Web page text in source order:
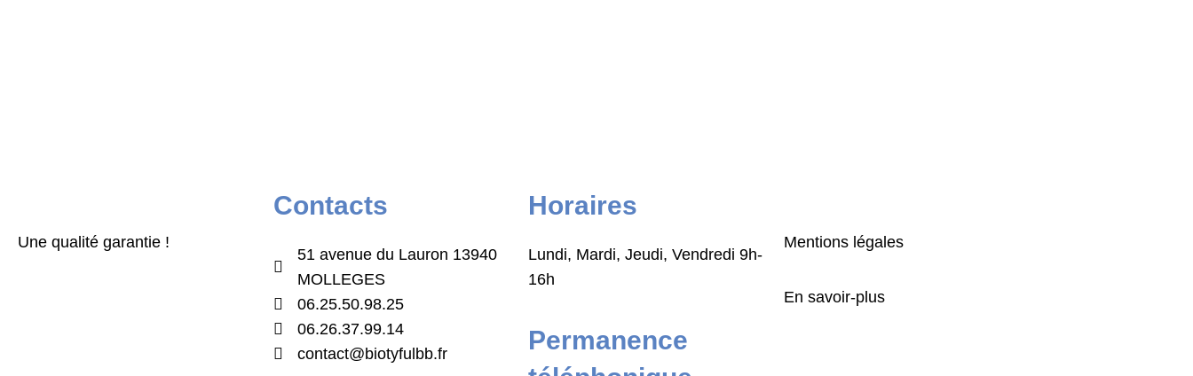
Une qualité garantie !
Contacts
51 avenue du Lauron 13940
MOLLEGES
06.25.50.98.25
06.26.37.99.14
contact@biotyfulbb.fr
Horaires
Lundi, Mardi, Jeudi, Vendredi 9h-
16h
Permanence
Mentions légales
En savoir-plus